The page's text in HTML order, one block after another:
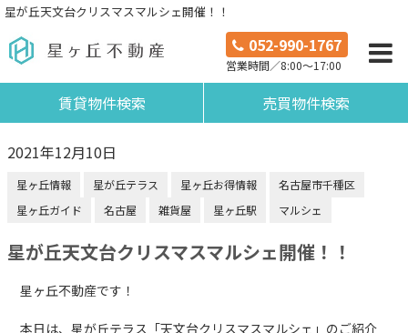
星が丘天文台クリスマスマルシェ開催！！
052-990-1767
営業時間／8:00～17:00
賃貸物件検索 売買物件検索
2021年12月10日
星ヶ丘情報 星が丘テラス 星ヶ丘お得情報
名古屋市千種区
星ヶ丘ガイド
名古屋 雑貨屋 星ヶ丘駅 マルシェ
星が丘天文台クリスマスマルシェ開催！！
星ヶ丘不動産です！
本日は、星が丘テラス「天文台クリスマスマルシェ」のご紹介